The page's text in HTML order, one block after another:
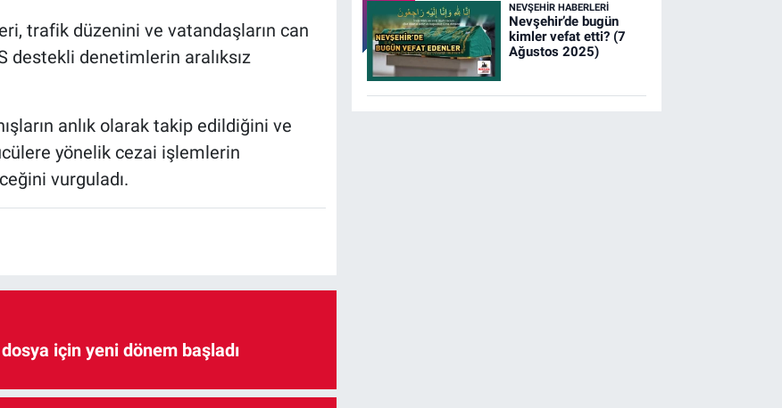
trafik düzenini ve vatandaşların can
destekli denetimlerin aralıksız
anlık olarak takip edildiğini ve
yönelik cezai işlemlerin
vurguladı.
için yeni dönem başladı
NEVŞEHIR HABERLERI
Nevşehir’de bugün
kimler vefat etti? (7
Ağustos 2025)